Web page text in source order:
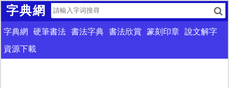
字典網
字典網 硬筆書法 書法字典 書法欣賞 篆刻印章 說文解字
資源下載